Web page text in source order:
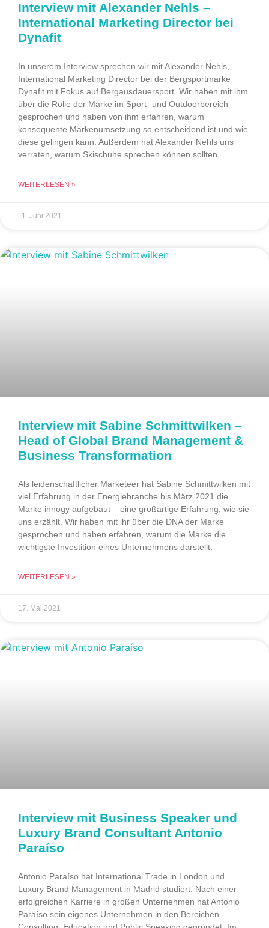
Interview mit Alexander Nehls –
International Marketing Director bei
Dynafit
In unserem Interview sprechen wir mit Alexander Nehls,
International Marketing Director bei der Bergsportmarke
Dynafit mit Fokus auf Bergausdauersport. Wir haben mit ihm
über die Rolle der Marke im Sport- und Outdoorbereich
gesprochen und haben von ihm erfahren, warum
konsequente Markenumsetzung so entscheidend ist und wie
diese gelingen kann. Außerdem hat Alexander Nehls uns
verraten, warum Skischuhe sprechen können sollten…
WEITERLESEN »
11. Juni 2021
Interview mit Sabine Schmittwilken –
Head of Global Brand Management &
Business Transformation
Als leidenschaftlicher Marketeer hat Sabine Schmittwilken mit
viel Erfahrung in der Energiebranche bis März 2021 die
Marke innogy aufgebaut – eine großartige Erfahrung, wie sie
uns erzählt. Wir haben mit ihr über die DNA der Marke
gesprochen und haben erfahren, warum die Marke die
wichtigste Investition eines Unternehmens darstellt.
WEITERLESEN »
17. Mai 2021
Interview mit Business Speaker und
Luxury Brand Consultant Antonio
Paraíso
Antonio Paraíso hat International Trade in London und
Luxury Brand Management in Madrid studiert. Nach einer
erfolgreichen Karriere in großen Unternehmen hat Antonio
Paraíso sein eigenes Unternehmen in den Bereichen